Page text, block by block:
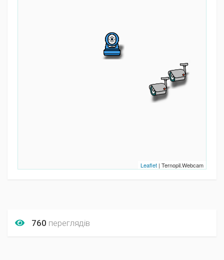
Leaflet | Ternopil.Webcam
760 переглядів